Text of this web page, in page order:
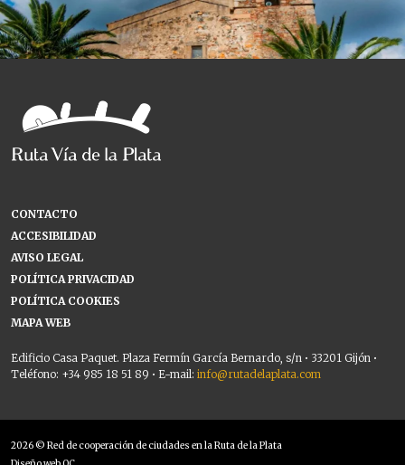
CONTACTO
ACCESIBILIDAD
AVISO LEGAL
POLÍTICA PRIVACIDAD
POLÍTICA COOKIES
MAPA WEB
Edificio Casa Paquet. Plaza Fermín García Bernardo, s/n • 33201 Gijón •
Teléfono: +34 985 18 51 89 • E-mail: info@rutadelaplata.com
2026 © Red de cooperación de ciudades en la Ruta de la Plata